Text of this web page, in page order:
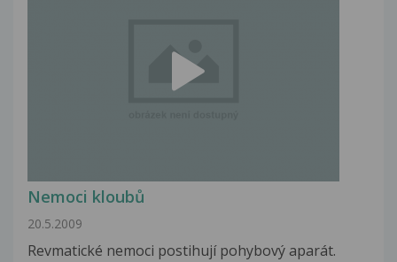
Nemoci kloubů
20.5.2009
Revmatické nemoci postihují pohybový aparát.